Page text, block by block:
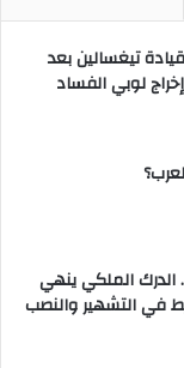
قيادة تيغسالين بعد
لوبي الفساد
الدرك الملكي ينهي
في التشهير والنصب